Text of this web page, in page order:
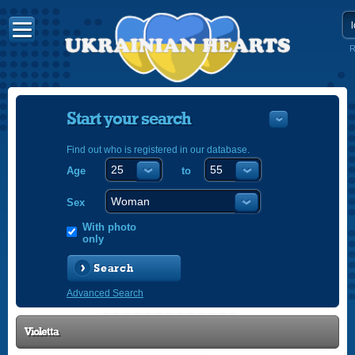
Start your search
Find out who is registered in our database.
Age to
Sex
With photo
only
Search
Advanced Search
Violetta